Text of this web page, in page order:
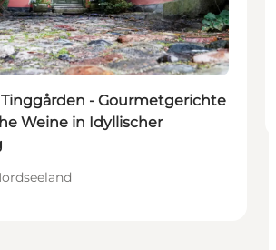
- Gourmetgerichte
Weine in Idyllischer